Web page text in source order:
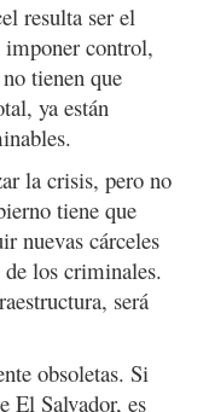
resulta ser el
imponer control,
tienen que
ya están
la crisis, pero no
tiene que
nuevas cárceles
los criminales.
será
obsoletas. Si
El Salvador, es